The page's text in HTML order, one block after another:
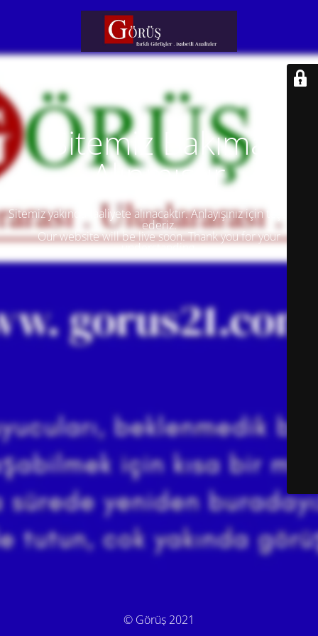
Sitemiz Bakıma
Alınmıştır
Sitemiz yakında faaliyete alınacaktır. Anlayışınız için teşekkür
ederiz.
Our website will be live soon. Thank you for your
understanding.
© Görüş 2021